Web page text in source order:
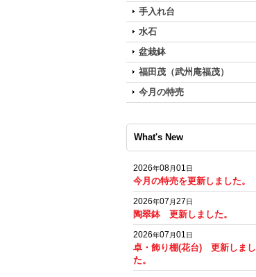
手入れ台
水石
盆栽鉢
福田茂（武州庵福茂）
今月の特売
What's New
2026年08月01日
今月の特売を更新しました。
2026年07 月27日
陶翠鉢 更新しました。
2026年07 月01日
卓・飾り棚(花台) 更新しまし
た。